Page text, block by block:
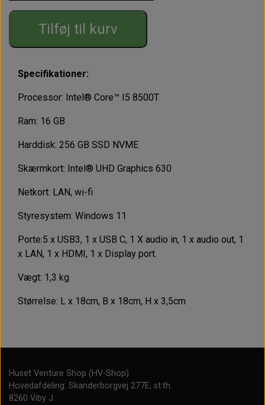
Tilføj til kurv
Specifikationer:
Processor: Intel® Core™ I5 8500T
Ram: 16 GB
Harddisk: 256 GB SSD NVME
Skærmkort: Intel® UHD Graphics 630
Netkort: LAN, wi-fi
Styresystem: Windows 11
Porte:5 x USB3, 1 x USB C, 1 X audio in, 1 x audio out, 1
x LAN, 1 x HDMI, 1 x Display port.
Vægt: 1,3 kg
Størrelse: L x 18cm, B x 18cm, H x 3,5cm
Huset Venture Shop (HV-Shop)
Hovedafdeling: Skanderborgvej 277E, st.th.
8260 Viby J.